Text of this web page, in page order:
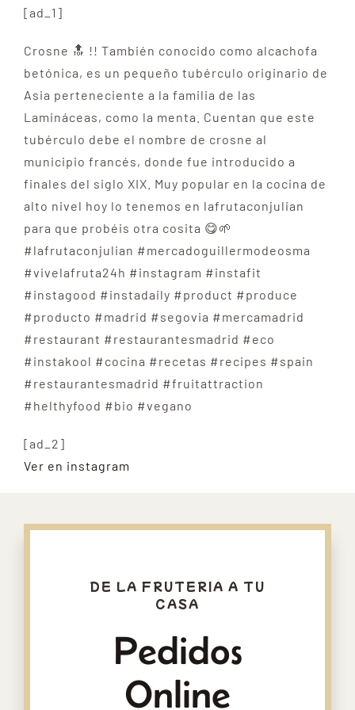
[ad_1]
Crosne 🔝 !! También conocido como alcachofa
betónica, es un pequeño tubérculo originario de
Asia perteneciente a la familia de las
Lamináceas, como la menta. Cuentan que este
tubérculo debe el nombre de crosne al
municipio francés, donde fue introducido a
finales del siglo XIX. Muy popular en la cocina de
alto nivel hoy lo tenemos en lafrutaconjulian
para que probéis otra cosita 😋🌱
#lafrutaconjulian #mercadoguillermodeosma
#vivelafruta24h #instagram #instafit
#instagood #instadaily #product #produce
#producto #madrid #segovia #mercamadrid
#restaurant #restaurantesmadrid #eco
#instakool #cocina #recetas #recipes #spain
#restaurantesmadrid #fruitattraction
#helthyfood #bio #vegano
[ad_2]
Ver en instagram
DE LA FRUTERIA A TU
CASA
Pedidos
Online